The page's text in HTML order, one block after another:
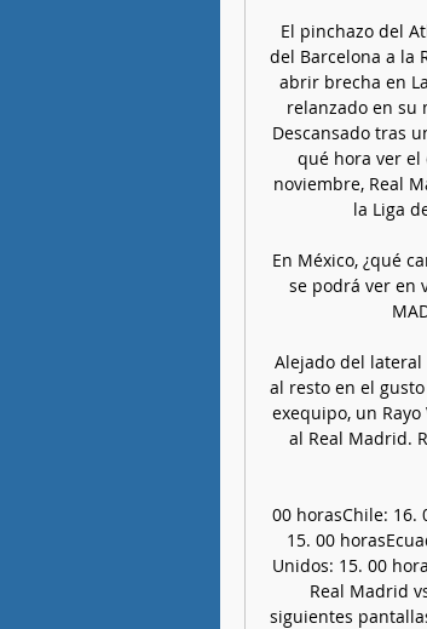
El pinchazo del
del Barcelona a la
abrir brecha en
relanzado en su
Descansado tras
qué hora ver el
noviembre, Real
la Liga
En México, ¿qué
se podrá ver en
Alejado del
al resto en el
exequipo, un
al Real Madrid.
00 horasChile: 16.
15. 00
Unidos: 15. 00
Real Madrid
siguientes